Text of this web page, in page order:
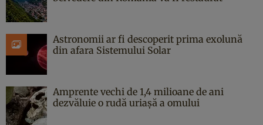
Astronomii ar fi descoperit prima exolună
din afara Sistemului Solar
Amprente vechi de 1,4 milioane de ani
dezvăluie o rudă uriașă a omului